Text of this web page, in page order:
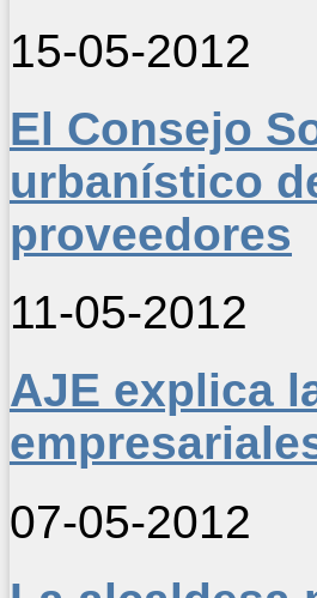
15-05-2012
El Consejo
urbanístico
proveedores
11-05-2012
AJE explica
07-05-2012